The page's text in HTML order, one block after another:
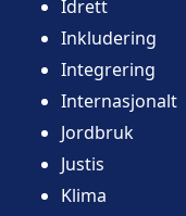
Idrett
Inkludering
Integrering
Internasjonalt
Jordbruk
Justis
Klima